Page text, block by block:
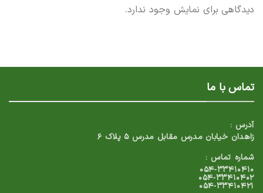
دیدگاهی برای نمایش وجود ندارد.
تماس با ما
آدرس :
زاهدان خیابان مدرس مقابل مدرس ۵ پلاک ۶
شماره تماس :
۰۵۴-۳۳۴۱۰۴۱۰
۰۵۴-۳۳۴۱۰۴۰۲
۰۵۴-۳۳۴۱۰۴۲۱